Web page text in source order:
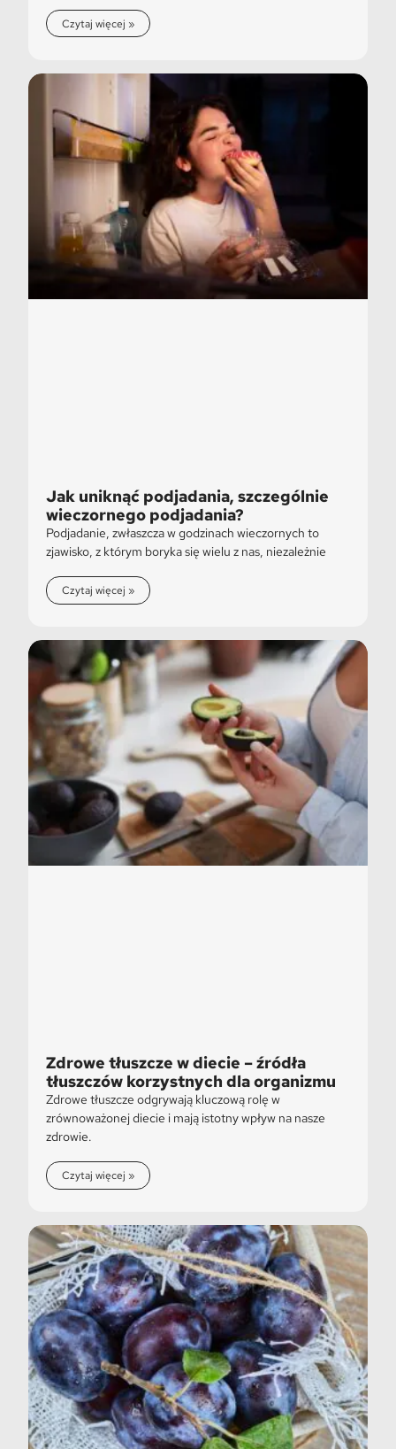
Czytaj więcej »
Jak uniknąć podjadania, szczególnie
wieczornego podjadania?
Podjadanie, zwłaszcza w godzinach wieczornych to
zjawisko, z którym boryka się wielu z nas, niezależnie
Czytaj więcej »
Zdrowe tłuszcze w diecie – źródła
tłuszczów korzystnych dla organizmu
Zdrowe tłuszcze odgrywają kluczową rolę w
zrównoważonej diecie i mają istotny wpływ na nasze
zdrowie.
Czytaj więcej »